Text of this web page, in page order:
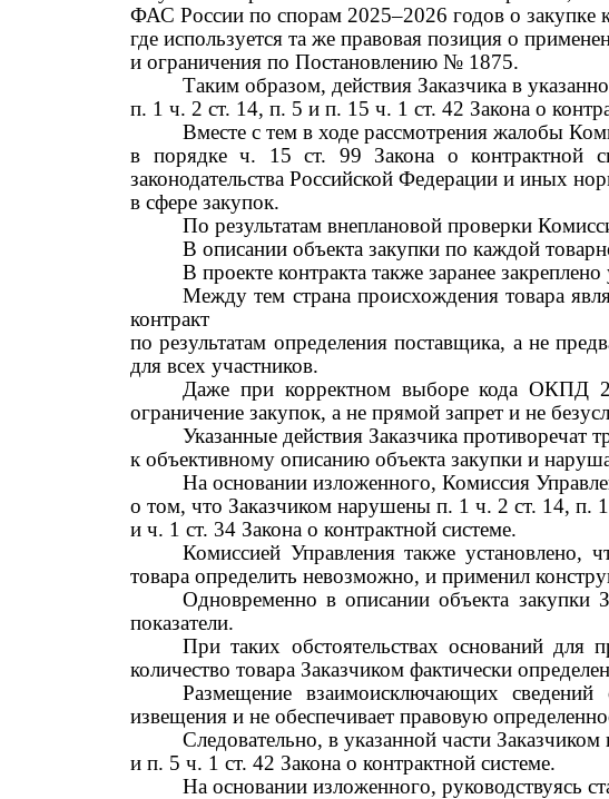
ФАС России по спорам 2025–2026 годов о закупке
где используется та же правовая позиция о
и ограничения по Постановлению № 1875.
Таким образом, действия Заказчика в
п. 1 ч. 2 ст. 14, п. 5 и п. 15 ч. 1 ст. 42 Закона о
Вместе с тем в ходе рассмотрения жалобы
в порядкеч. 15ст. 99 Закона о контрактной
законодательства Российской Федерации и иных
в сфере закупок.
По результатам внеплановой проверки
В описании объекта закупки по каждой
В проекте контракта также заранее
Между тем страна происхождения товара
контракт
по результатам определения поставщика, а не
для всех участников.
Даже при корректном выборе кода ОКПД
ограничение закупок, а не прямой запрет и не
Указанные действия Заказчика противоречат
к объективному описанию объекта закупки и
На основании изложенного, Комиссия
о том, что Заказчиком нарушены п. 1 ч. 2 ст. 14, п. 1
и ч. 1 ст. 34 Закона о контрактной системе.
Комиссией Управления также установлено,
товара определить невозможно, и применил
Одновременно в описании объекта закупки
показатели.
При таких обстоятельствах оснований для
количество товара Заказчиком фактически
Размещение взаимоисключающих
извещения и не обеспечивает правовую
Следовательно, в указанной части
и п. 5 ч. 1 ст. 42 Закона о контрактной системе.
На основании изложенного, руководствуясь